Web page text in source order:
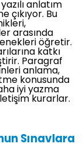
anlatım
çıkıyor. Bu
arasında
öğretir.
katkı
Paragraf
anlama,
konusunda
iyi yazma
kurarlar.
Sınavlara